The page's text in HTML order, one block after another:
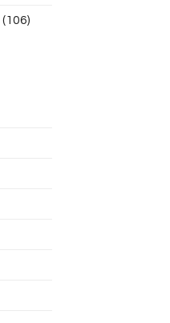
(106)